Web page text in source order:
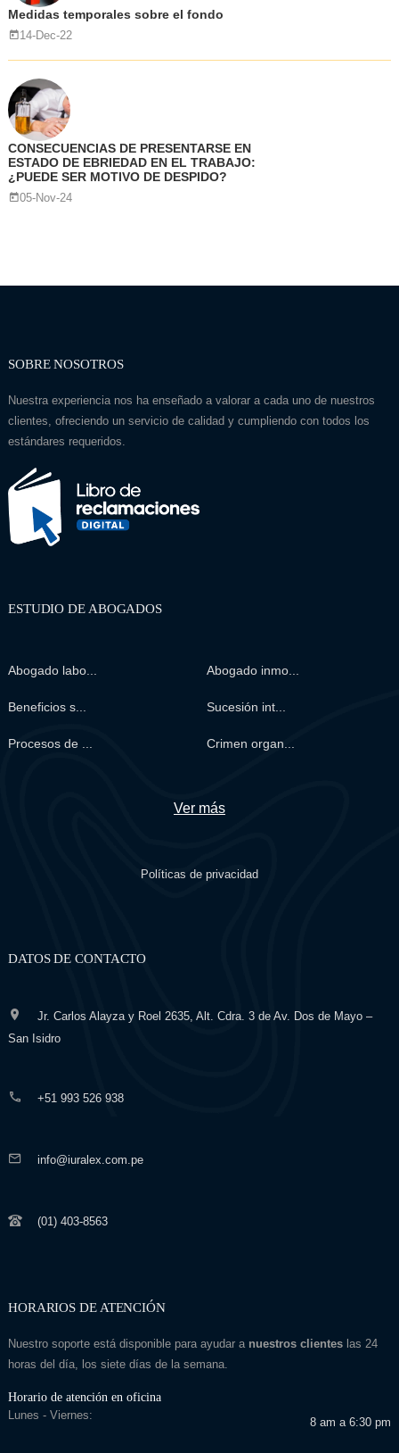
Medidas temporales sobre el fondo
14-Dec-22
CONSECUENCIAS DE PRESENTARSE EN
ESTADO DE EBRIEDAD EN EL TRABAJO:
¿PUEDE SER MOTIVO DE DESPIDO?
05-Nov-24
SOBRE NOSOTROS
Nuestra experiencia nos ha enseñado a valorar a cada uno de nuestros
clientes, ofreciendo un servicio de calidad y cumpliendo con todos los
estándares requeridos.
ESTUDIO DE ABOGADOS
Abogado labo... Abogado inmo...
Beneficios s... Sucesión int...
Procesos de ... Crimen organ...
Ver más
Políticas de privacidad
DATOS DE CONTACTO
Jr. Carlos Alayza y Roel 2635, Alt. Cdra. 3 de Av. Dos de Mayo –
San Isidro
+51 993 526 938
info@iuralex.com.pe
(01) 403-8563
HORARIOS DE ATENCIÓN
Nuestro soporte está disponible para ayudar a nuestros clienteslas 24
horas del día, los siete días de la semana.
Horario de atención en oficina
Lunes - Viernes:
8 am a 6:30 pm